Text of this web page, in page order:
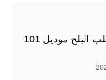
الة تغليف علب تمر وعلب البلح موديل 101